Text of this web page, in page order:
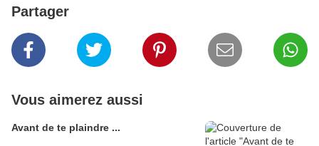
Partager
Vous aimerez aussi
Avant de te plaindre ...